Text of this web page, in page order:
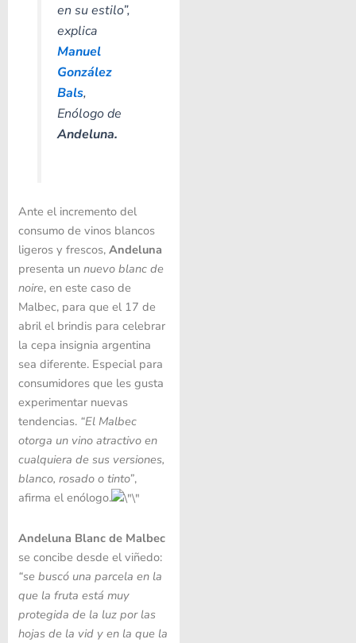
en su estilo”,
explica
Manuel
González
Bals,
Enólogo de
Andeluna.
Ante el incremento del
consumo de vinos blancos
ligeros y frescos, Andeluna
presenta un nuevo blanc de
noire, en este caso de
Malbec, para que el 17 de
abril el brindis para celebrar
la cepa insignia argentina
sea diferente. Especial para
consumidores que les gusta
experimentar nuevas
tendencias. “El Malbec
otorga un vino atractivo en
cualquiera de sus versiones,
blanco, rosado o tinto”,
afirma el enólogo.
Andeluna Blanc de Malbec
se concibe desde el viñedo:
“se buscó una parcela en la
que la fruta está muy
protegida de la luz por las
hojas de la vid y en la que la